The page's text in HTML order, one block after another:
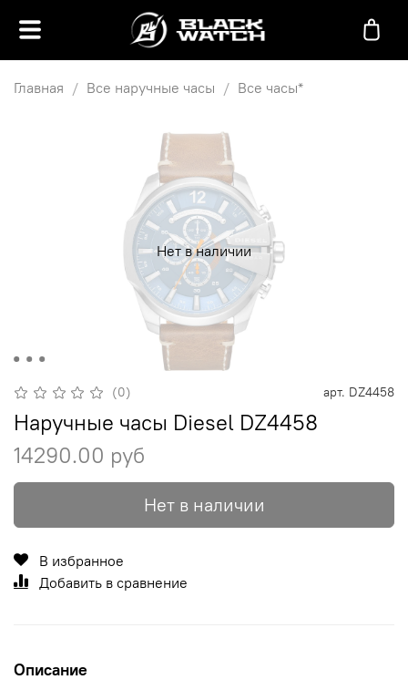
Главная Все наручные часы Все часы*
Нет в наличии
(0) арт. DZ4458
Наручные часы Diesel DZ4458
14290.00 руб
Нет в наличии
В избранное
Добавить в сравнение
Описание